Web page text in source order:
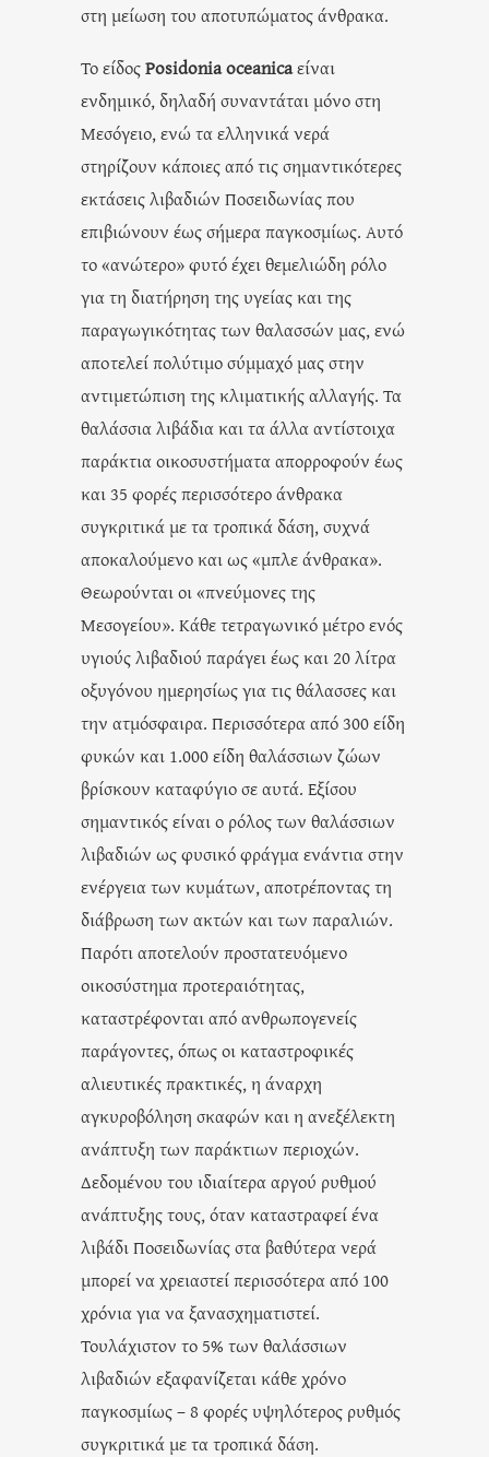
στη μείωση του αποτυπώματος άνθρακα.
Το είδοςPosidonia oceanicaείναι
ενδημικό, δηλαδή συναντάται μόνο στη
Μεσόγειο, ενώ τα ελληνικά νερά
στηρίζουν κάποιες από τις σημαντικότερες
εκτάσεις λιβαδιών Ποσειδωνίας που
επιβιώνουν έως σήμερα παγκοσμίως. Αυτό
το «ανώτερο» φυτό έχει θεμελιώδη ρόλο
για τη διατήρηση της υγείας και της
παραγωγικότητας των θαλασσών μας, ενώ
απoτελεί πολύτιμο σύμμαχό μας στην
αντιμετώπιση της κλιματικής αλλαγής. Τα
θαλάσσια λιβάδια και τα άλλα αντίστοιχα
παράκτια οικοσυστήματα απορροφούν έως
και 35 φορές περισσότερο άνθρακα
συγκριτικά με τα τροπικά δάση, συχνά
αποκαλούμενο και ως «μπλε άνθρακα».
Θεωρούνται οι «πνεύμονες της
Μεσογείου». Κάθε τετραγωνικό μέτρο ενός
υγιούς λιβαδιού παράγει έως και 20 λίτρα
οξυγόνου ημερησίως για τις θάλασσες και
την ατμόσφαιρα. Περισσότερα από 300 είδη
φυκών και 1.000 είδη θαλάσσιων ζώων
βρίσκουν καταφύγιο σε αυτά. Εξίσου
σημαντικός είναι ο ρόλος των θαλάσσιων
λιβαδιών ως φυσικό φράγμα ενάντια στην
ενέργεια των κυμάτων, αποτρέποντας τη
διάβρωση των ακτών και των παραλιών.
Παρότι αποτελούν προστατευόμενο
οικοσύστημα προτεραιότητας,
καταστρέφονται από ανθρωπογενείς
παράγοντες, όπως οι καταστροφικές
αλιευτικές πρακτικές, η άναρχη
αγκυροβόληση σκαφών και η ανεξέλεκτη
ανάπτυξη των παράκτιων περιοχών.
Δεδομένου του ιδιαίτερα αργού ρυθμού
ανάπτυξης τους, όταν καταστραφεί ένα
λιβάδι Ποσειδωνίας στα βαθύτερα νερά
μπορεί να χρειαστεί περισσότερα από 100
χρόνια για να ξανασχηματιστεί.
Τουλάχιστον το 5% των θαλάσσιων
λιβαδιών εξαφανίζεται κάθε χρόνο
παγκοσμίως – 8 φορές υψηλότερος ρυθμός
συγκριτικά με τα τροπικά δάση.